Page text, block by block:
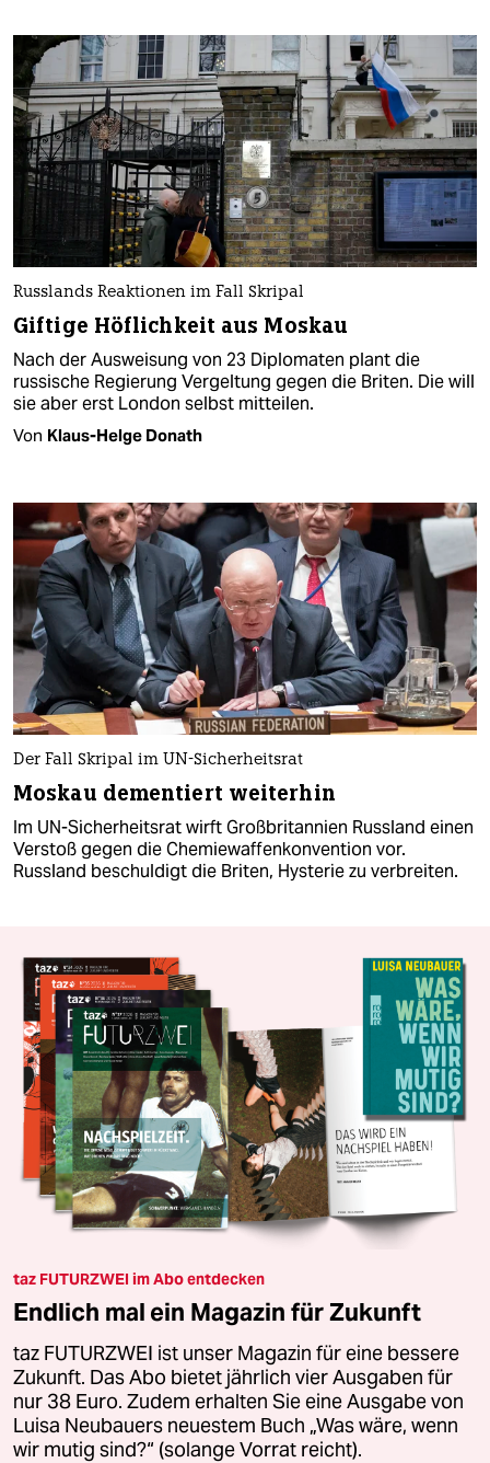
Russlands Reaktionen im Fall Skripal
Giftige Höflichkeit aus Moskau
Nach der Ausweisung von 23 Diplomaten plant die
russische Regierung Vergeltung gegen die Briten. Die will
sie aber erst London selbst mitteilen.
Von Klaus-Helge Donath
Der Fall Skripal im UN-Sicherheitsrat
Moskau dementiert weiterhin
Im UN-Sicherheitsrat wirft Großbritannien Russland einen
Verstoß gegen die Chemiewaffenkonvention vor.
Russland beschuldigt die Briten, Hysterie zu verbreiten.
taz FUTURZWEI im Abo entdecken
Endlich mal ein Magazin für Zukunft
taz FUTURZWEI ist unser Magazin für eine bessere
Zukunft. Das Abo bietet jährlich vier Ausgaben für
nur 38 Euro. Zudem erhalten Sie eine Ausgabe von
Luisa Neubauers neuestem Buch „Was wäre, wenn
wir mutig sind?“ (solange Vorrat reicht).